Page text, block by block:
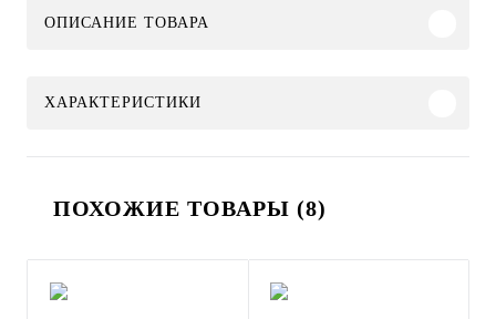
ОПИСАНИЕ ТОВАРА
ХАРАКТЕРИСТИКИ
ПОХОЖИЕ ТОВАРЫ (8)